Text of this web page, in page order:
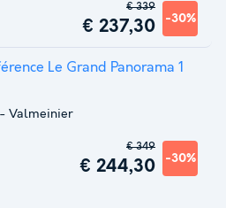
€ 237,30 -30%
€ 339
Le Grand Panorama 1
- Valmeinier
€ 244,30 -30%
€ 349